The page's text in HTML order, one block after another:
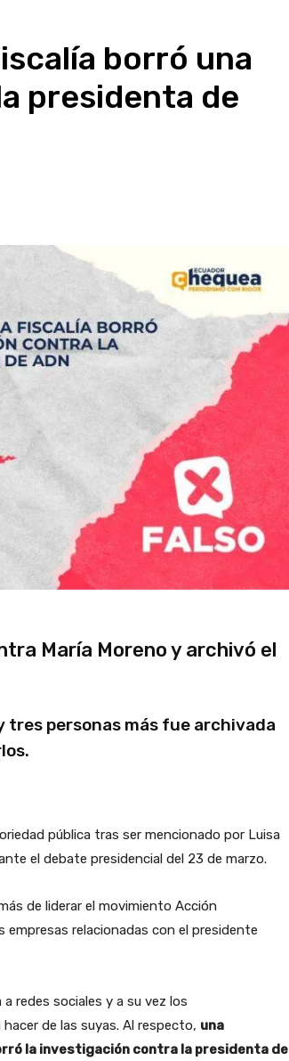
borró una
presidenta de
María Moreno y archivó el
tres personas más fue archivada
pública tras ser mencionado por Luisa
el debate presidencial del 23 de marzo.
de liderar el movimiento Acción
empresas relacionadas con el presidente
redes sociales y a su vez los
de las suyas. Al respecto, una
la investigación contra la presidenta de